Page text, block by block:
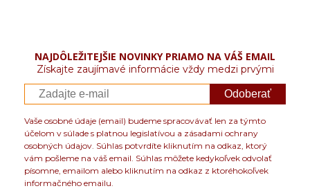
NAJDÔLEŽITEJŠIE NOVINKY PRIAMO NA VÁŠ EMAIL
Získajte zaujímavé informácie vždy medzi prvými
Odoberať
Vaše osobné údaje (email) budeme spracovávať len za týmto
účelom v súlade s platnou legislatívou a zásadami ochrany
osobných údajov. Súhlas potvrdíte kliknutím na odkaz, ktorý
vám pošleme na váš email. Súhlas môžete kedykoľvek odvolať
písomne, emailom alebo kliknutím na odkaz z ktoréhokoľvek
informačného emailu.